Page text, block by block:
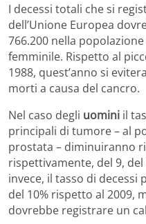
I decessi totali che si
dell’Unione Europea
766.200 nella
femminile. Rispetto al
1988, quest’anno si
morti a causa del cancro.
Nel caso degli uomini il
principali di tumore – al
prostata – diminuiranno
rispettivamente, del 9, del
invece, il tasso di
del 10% rispetto al 2009,
dovrebbe registrare un